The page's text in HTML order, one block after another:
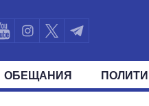
ОБЕЩАНИЯ